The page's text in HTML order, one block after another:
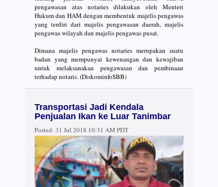
pengawasan atas notaries dilakukan oleh Menteri
Hukum dan HAM dengan membentuk majelis pengawas
yang terdiri dari majelis pengawasan daerah, majelis
pengawas wilayah dan majelis pengawas pusat.
Dimana majelis pengawas notaries merupakan suatu
badan yang mempunyai kewenangan dan kewajiban
untuk melaksanakan pengawasan dan pembinaan
terhadap notaris. (DiskominfoSBB)
Transportasi Jadi Kendala
Penjualan Ikan ke Luar Tanimbar
Posted: 31 Jul 2018 10:31 AM PDT